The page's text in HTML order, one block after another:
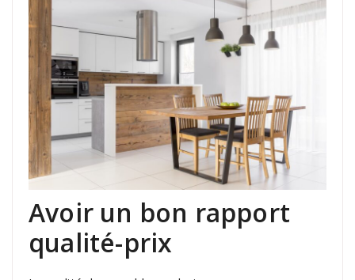
Avoir un bon rapport
qualité-prix